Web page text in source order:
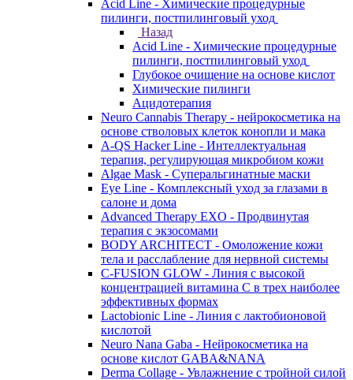
Acid Line - Химические процедурные
пилинги, постпилинговый уход
Назад
Acid Line - Химические процедурные
пилинги, постпилинговый уход
Глубокое очищение на основе кислот
Химические пилинги
Ацидотерапия
Neuro Cannabis Therapy - нейрокосметика на
основе стволовых клеток конопли и мака
A-QS Hacker Line - Интеллектуальная
терапия, регулирующая микробиом кожи
Algae Mask - Суперальгинатные маски
Eye Line - Комплексный уход за глазами в
салоне и дома
Advanced Therapy EXO - Продвинутая
терапия с экзосомами
BODY ARCHITECT - Омоложение кожи
тела и расслабление для нервной системы
C-FUSION GLOW - Линия с высокой
концентрацией витамина C в трех наиболее
эффективных формах
Lactobionic Line - Линия с лактобионовой
кислотой
Neuro Nana Gaba - Нейрокосметика на
основе кислот GABA&NANA
Derma Collage - Увлажнение с тройной силой